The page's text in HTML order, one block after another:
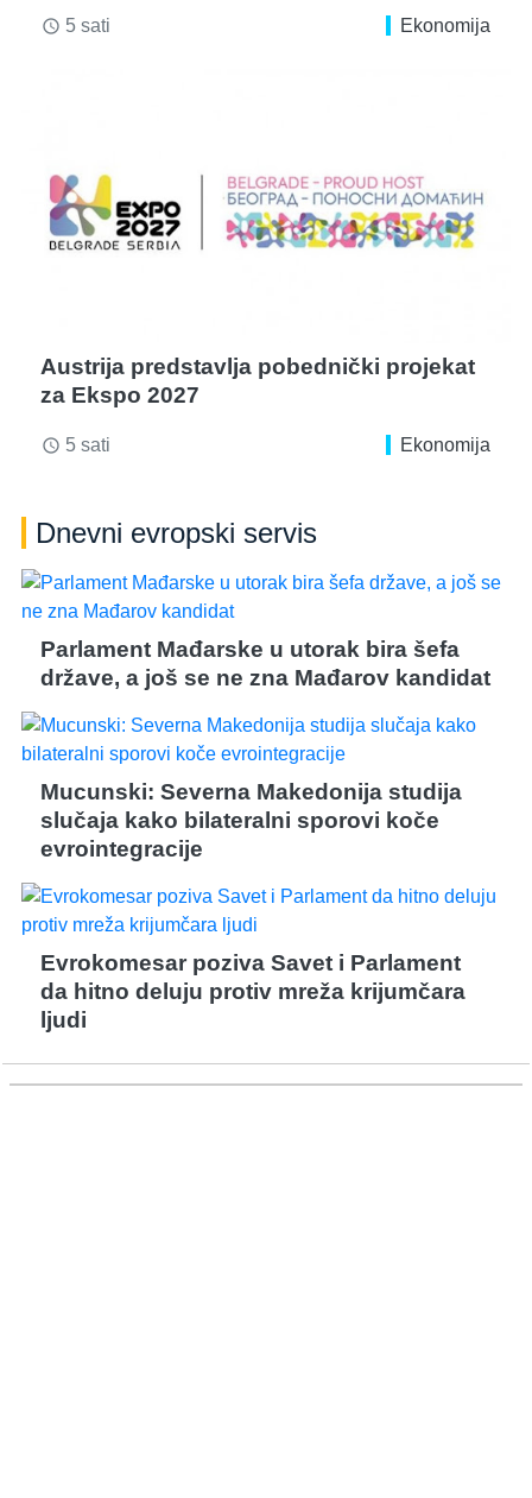
access_time 5 sati Ekonomija
Austrija predstavlja pobednički projekat
za Ekspo 2027
access_time 5 sati Ekonomija
Dnevni evropski servis
Parlament Mađarske u utorak bira šefa
države, a još se ne zna Mađarov kandidat
Mucunski: Severna Makedonija studija
slučaja kako bilateralni sporovi koče
evrointegracije
Evrokomesar poziva Savet i Parlament
da hitno deluju protiv mreža krijumčara
ljudi